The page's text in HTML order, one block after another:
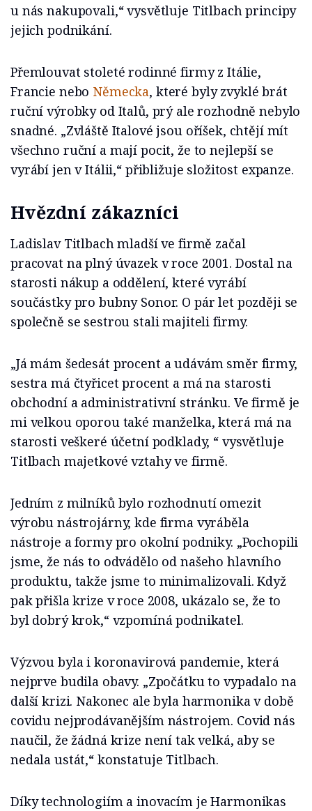
u nás nakupovali,“ vysvětluje Titlbach principy
jejich podnikání.
Přemlouvat stoleté rodinné firmy z Itálie,
Francie nebo Německa, které byly zvyklé brát
ruční výrobky od Italů, prý ale rozhodně nebylo
snadné. „Zvláště Italové jsou oříšek, chtějí mít
všechno ruční a mají pocit, že to nejlepší se
vyrábí jen v Itálii,“ přibližuje složitost expanze.
Hvězdní zákazníci
Ladislav Titlbach mladší ve firmě začal
pracovat na plný úvazek v roce 2001. Dostal na
starosti nákup a oddělení, které vyrábí
součástky pro bubny Sonor. O pár let později se
společně se sestrou stali majiteli firmy.
„Já mám šedesát procent a udávám směr firmy,
sestra má čtyřicet procent a má na starosti
obchodní a administrativní stránku. Ve firmě je
mi velkou oporou také manželka, která má na
starosti veškeré účetní podklady, “ vysvětluje
Titlbach majetkové vztahy ve firmě.
Jedním z milníků bylo rozhodnutí omezit
výrobu nástrojárny, kde firma vyráběla
nástroje a formy pro okolní podniky. „Pochopili
jsme, že nás to odvádělo od našeho hlavního
produktu, takže jsme to minimalizovali. Když
pak přišla krize v roce 2008, ukázalo se, že to
byl dobrý krok,“ vzpomíná podnikatel.
Výzvou byla i koronavirová pandemie, která
nejprve budila obavy. „Zpočátku to vypadalo na
další krizi. Nakonec ale byla harmonika v době
covidu nejprodávanějším nástrojem. Covid nás
naučil, že žádná krize není tak velká, aby se
nedala ustát,“ konstatuje Titlbach.
Díky technologiím a inovacím je Harmonikas